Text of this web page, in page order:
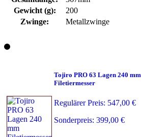
Gewicht (g):
200
Zwinge:
Metallzwinge
Tojiro PRO 63 Lagen 240 mm
Filetiermesser
Regulärer Preis: 547,00 €
Sonderpreis: 399,00 €